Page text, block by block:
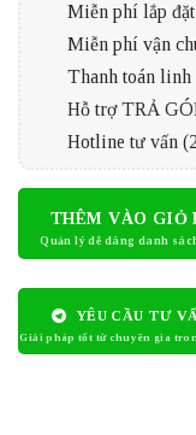
Miễn phí lắp
Miễn phí vận
Thanh toán linh
Hỗ trợ TRẢ
Hotline tư vấn
THÊM VÀO GIỎ
YÊU CẦU TƯ